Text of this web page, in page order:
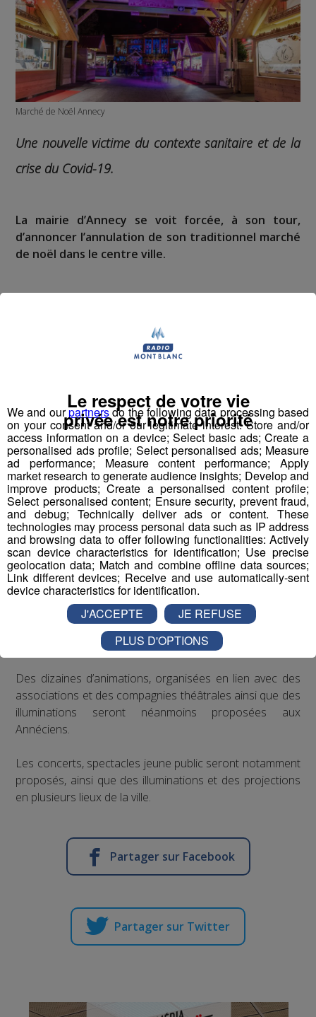
Marché de Noël Annecy
Une nouvelle victime du contexte sanitaire et de la
crise du Covid-19.
La mairie d’Annecy se voit forcée, à son tour,
d’annoncer l’annulation de son traditionnel marché
de noël dans le centre ville.
marché de Noël et du Village des Alpes, la Ville d’Annecy a
fait le choix d’annuler l’édition 2020 de cet évènement ».
ne ne sont malheureusement pas suffisantes.
«La Ville a cherché, durant toutes ces dernières semaines,
des solutions pour maintenir, en les adaptant, les
manifestations prévues en fin d'année. Dès le mois d’août,
elle a recherché, en coordination avec la société GMC
Event – titulaire du marché public pour l’organisation du
Marché de Noël et du Village des Alpes – des
aménagements possibles pour rendre l’événement viable,
d’un point de vue économique autant que sanitaire.
Devant l’impossibilité de trouver des solutions
satisfaisantes pour assurer la sécurité sanitaire de cet
évènement, la Ville d’Annecy prend ses responsabilités ».
Maintien des animations.
Des dizaines d’animations, organisées en lien avec des
associations et des compagnies théâtrales ainsi que des
illuminations seront néanmoins proposées aux
Annéciens.
Les concerts, spectacles jeune public seront notamment
proposés, ainsi que des illuminations et des projections
en plusieurs lieux de la ville.
Partager sur Facebook
Partager sur Twitter
We and ourpartnersdo the following data processing based
on your consent and/or our legitimate interest: Store and/or
access information on a device; Select basic ads; Create a
personalised ads profile; Select personalised ads; Measure
ad performance; Measure content performance; Apply
market research to generate audience insights; Develop and
improve products; Create a personalised content profile;
Select personalised content; Ensure security, prevent fraud,
and debug; Technically deliver ads or content. These
technologies may process personal data such as IP address
and browsing data to offer following functionalities: Actively
scan device characteristics for identification; Use precise
geolocation data; Match and combine offline data sources;
Link different devices; Receive and use automatically-sent
device characteristics for identification.
Le respect de votre vie
privée est notre priorité
J'ACCEPTE
JE REFUSE
PLUS D'OPTIONS